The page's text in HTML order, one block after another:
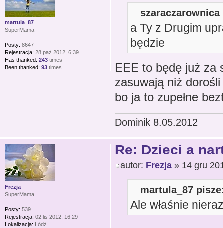
szaraczarownica
a Ty z Drugim
będzie
EEE to będę już za
zasuwają niż
bo ja to zupełne
Dominik 8.05.2012
martula_87
SuperMama
Posty: 8647
Rejestracja: 28 paź 2012, 6:39
Has thanked: 243 times
Been thanked: 93 times
Re: Dzieci a
autor: Frezja» 14 gru
martula_87
Ale właśnie
Frezja
SuperMama
Posty: 539
Rejestracja: 02 lis 2012, 16:29
Lokalizacja: Łódź